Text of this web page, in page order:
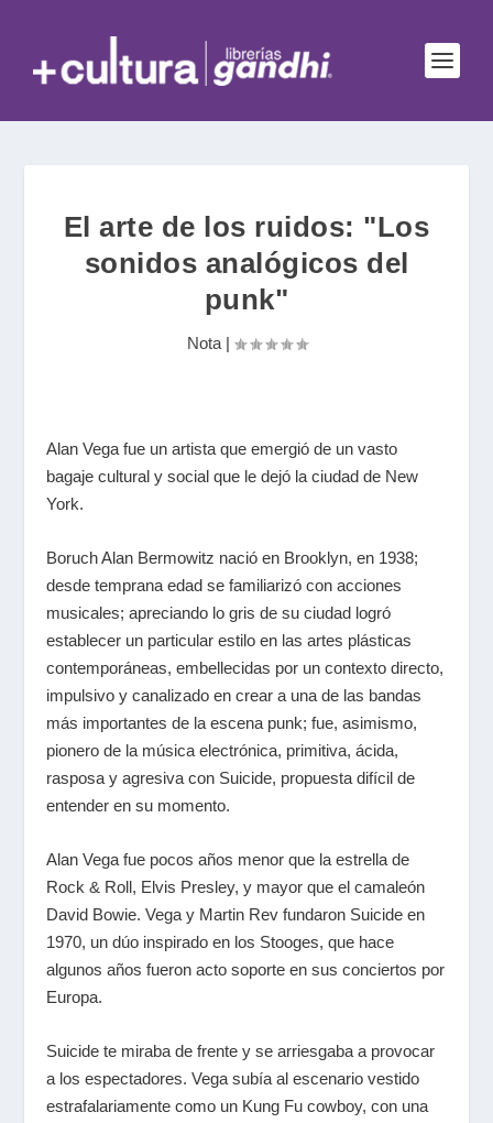
El arte de los ruidos: "Los
sonidos analógicos del
punk"
Nota|
Alan Vega fue un artista que emergió de un vasto
bagaje cultural y social que le dejó la ciudad de New
York.
Boruch Alan Bermowitz nació en Brooklyn, en 1938;
desde temprana edad se familiarizó con acciones
musicales; apreciando lo gris de su ciudad logró
establecer un particular estilo en las artes plásticas
contemporáneas, embellecidas por un contexto directo,
impulsivo y canalizado en crear a una de las bandas
más importantes de la escena punk; fue, asimismo,
pionero de la música electrónica, primitiva, ácida,
rasposa y agresiva con Suicide, propuesta difícil de
entender en su momento.
Alan Vega fue pocos años menor que la estrella de
Rock & Roll, Elvis Presley, y mayor que el camaleón
David Bowie. Vega y Martin Rev fundaron Suicide en
1970, un dúo inspirado en los Stooges, que hace
algunos años fueron acto soporte en sus conciertos por
Europa.
Suicide te miraba de frente y se arriesgaba a provocar
a los espectadores. Vega subía al escenario vestido
estrafalariamente como un Kung Fu cowboy, con una